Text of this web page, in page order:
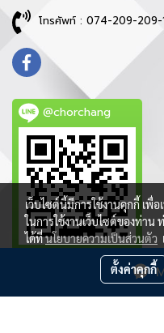
โทรศัพท์ : 074-209-209-
@chorchang
ลิขสิทธิ์ © 2021 บริษัท ช
เว็บไซต์นี้มีการใช้งานคุกกี้ เ
ในการใช้งานเว็บไซต์ของท่าน
ได้ที่นโยบายความเป็นส่วนตัว
ตั้งค่าคุกกี้